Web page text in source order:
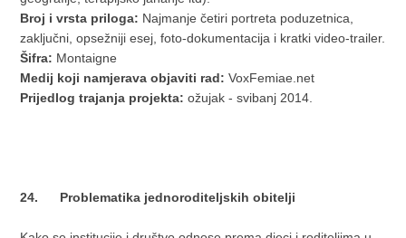
Broj i vrsta priloga: Najmanje četiri portreta poduzetnica,
zaključni, opsežniji esej, foto-dokumentacija i kratki video-trailer.
Šifra: Montaigne
Medij koji namjerava objaviti rad: VoxFemiae.net
Prijedlog trajanja projekta: ožujak - svibanj 2014.
24. Problematika jednoroditeljskih obitelji